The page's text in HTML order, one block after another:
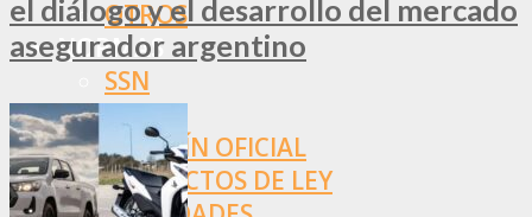
OTROS
NORMAS
SSN
SRT
BOLETÍN OFICIAL
PROYECTOS DE LEY
el diálogo y el desarrollo del mercado
asegurador argentino